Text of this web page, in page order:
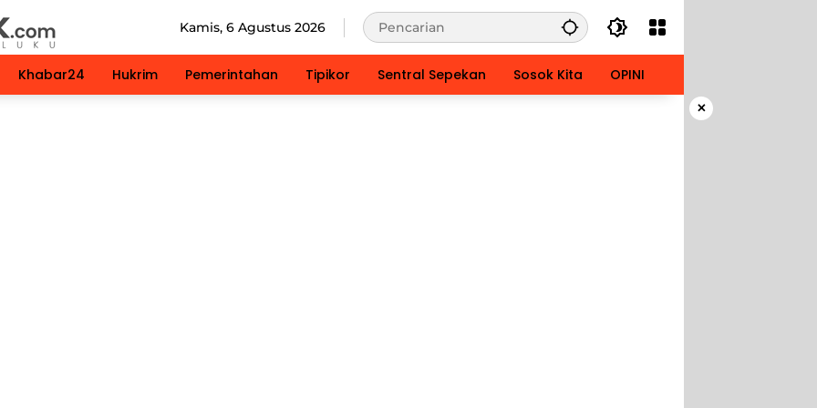
Kamis, 6 Agustus 2026
Khabar24 Hukrim Pemerintahan Tipikor Sentral Sepekan Sosok Kita OPINI
×